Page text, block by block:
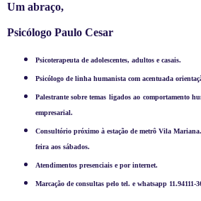
Um abraço,
Psicólogo Paulo Cesar
Psicoterapeuta de adolescentes, adultos e casais.
Psicólogo de linha humanista com acentuada
Palestrante sobre temas ligados ao comportamento
empresarial.
Consultório próximo à estação de metrô Vila
feira aos sábados.
Atendimentos presenciais e por internet.
Marcação de consultas pelo tel. e whatsapp 11.94111-